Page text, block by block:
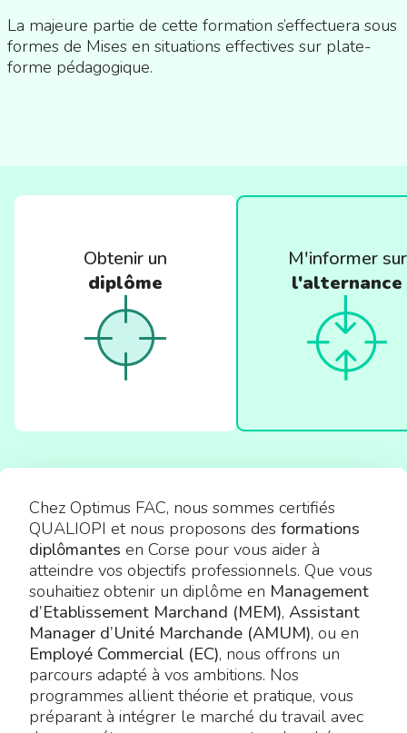
La majeure partie de cette formation s’effectuera sous
formes de Mises en situations effectives sur plate-
forme pédagogique.
Obtenir un
diplôme
M'informer sur
l'alternance
Chez Optimus FAC, nous sommes certifiés
QUALIOPI et nous proposons des formations
diplômantes en Corse pour vous aider à
atteindre vos objectifs professionnels. Que vous
souhaitiez obtenir un diplôme en Management
d’Etablissement Marchand (MEM), Assistant
Manager d’Unité Marchande (AMUM), ou en
Employé Commercial (EC), nous offrons un
parcours adapté à vos ambitions. Nos
programmes allient théorie et pratique, vous
préparant à intégrer le marché du travail avec